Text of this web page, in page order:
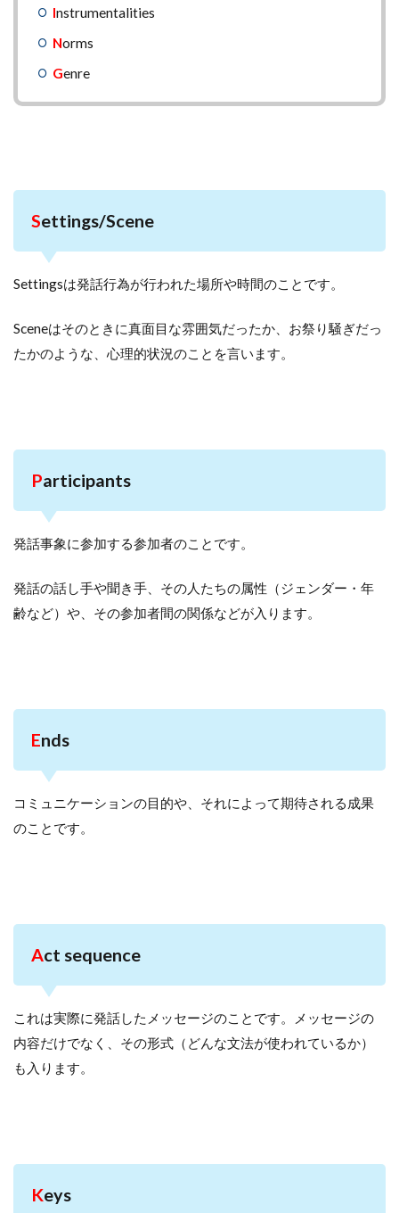
Instrumentalities
Norms
Genre
Settings/Scene
Settingsは発話行為が行われた場所や時間のことです。
Sceneはそのときに真面目な雰囲気だったか、お祭り騒ぎだっ
たかのような、心理的状況のことを言います。
Participants
発話事象に参加する参加者のことです。
発話の話し手や聞き手、その人たちの属性（ジェンダー・年
齢など）や、その参加者間の関係などが入ります。
Ends
コミュニケーションの目的や、それによって期待される成果
のことです。
Act sequence
これは実際に発話したメッセージのことです。メッセージの
内容だけでなく、その形式（どんな文法が使われているか）
も入ります。
Keys